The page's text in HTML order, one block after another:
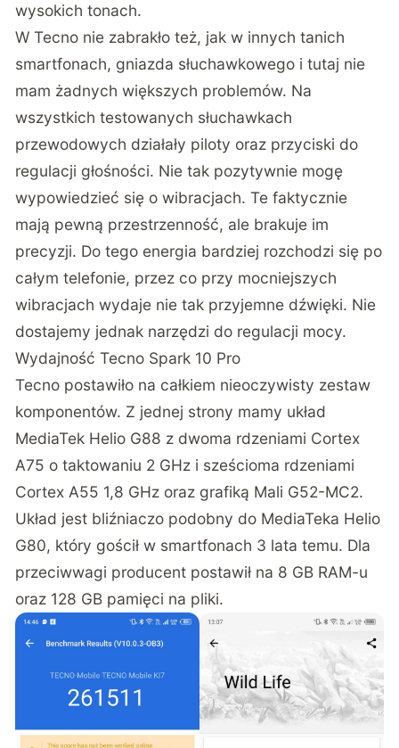
wysokich tonach.
W Tecno nie zabrakło też, jak w innych tanich
smartfonach, gniazda słuchawkowego i tutaj nie
mam żadnych większych problemów. Na
wszystkich testowanych słuchawkach
przewodowych działały piloty oraz przyciski do
regulacji głośności. Nie tak pozytywnie mogę
wypowiedzieć się o wibracjach. Te faktycznie
mają pewną przestrzenność, ale brakuje im
precyzji. Do tego energia bardziej rozchodzi się po
całym telefonie, przez co przy mocniejszych
wibracjach wydaje nie tak przyjemne dźwięki. Nie
dostajemy jednak narzędzi do regulacji mocy.
Wydajność Tecno Spark 10 Pro
Tecno postawiło na całkiem nieoczywisty zestaw
komponentów. Z jednej strony mamy układ
MediaTek Helio G88 z dwoma rdzeniami Cortex
A75 o taktowaniu 2 GHz i sześcioma rdzeniami
Cortex A55 1,8 GHz oraz grafiką Mali G52-MC2.
Układ jest bliźniaczo podobny do MediaTeka Helio
G80, który gościł w smartfonach 3 lata temu. Dla
przeciwwagi producent postawił na 8 GB RAM-u
oraz 128 GB pamięci na pliki.